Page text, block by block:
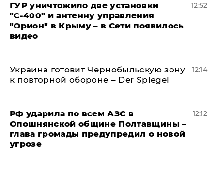
ГУР уничтожило две установки
"С‑400" и антенну управления
"Орион" в Крыму – в Сети появилось
видео
12:52
Украина готовит Чернобыльскую зону
к повторной обороне – Der Spiegel
12:14
РФ ударила по всем АЗС в
Опошнянской общине Полтавщины –
глава громады предупредил о новой
угрозе
12:12